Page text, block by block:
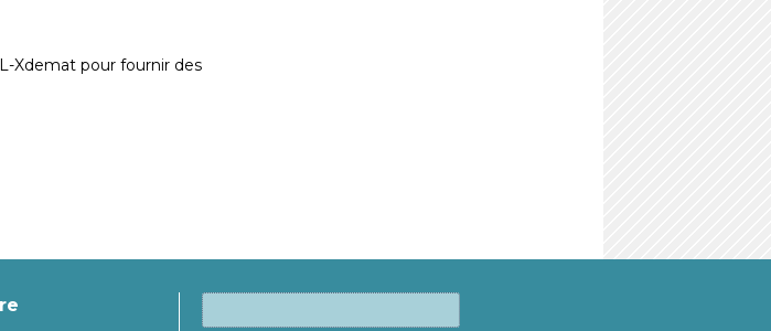
Xdemat pour fournir des